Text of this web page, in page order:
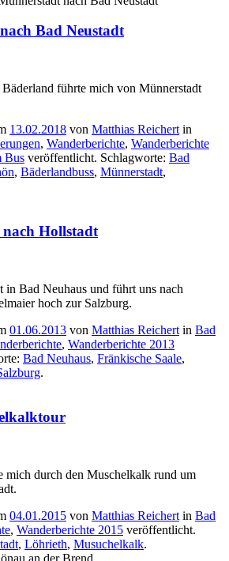
Bad Neustadt
führte mich von Münnerstadt
13.02.2018 von Matthias Reichert in
, Wanderberichte, Wanderberichte
Bus veröffentlicht. Schlagworte: Bad
, Bäderlandbuss, Münnerstadt,
Hollstadt
in Bad Neuhaus und führt uns nach
hoch zur Salzburg.
01.06.2013 von Matthias Reichert in Bad
, Wanderberichte 2013
Bad Neuhaus, Fränkische Saale,
.
mich durch den Muschelkalk rund um
04.01.2015 von Matthias Reichert in Bad
, Wanderberichte 2015 veröffentlicht.
, Löhrieth, Musuchelkalk.